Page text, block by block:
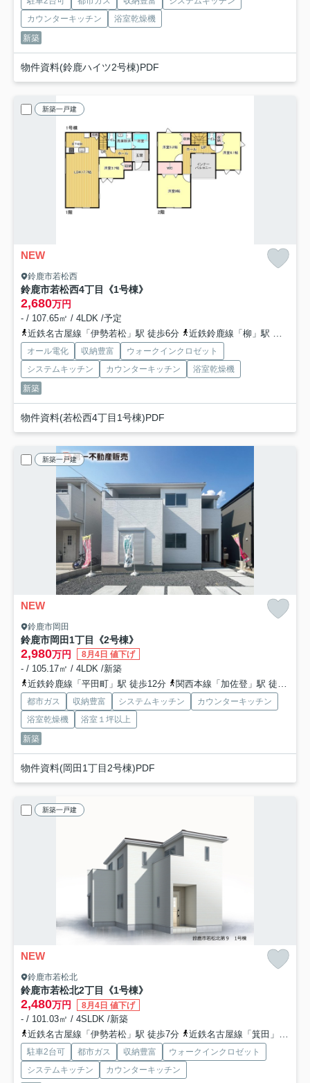
カウンターキッチン
浴室乾燥機
新築
物件資料(鈴鹿ハイツ2号棟)PDF
新築一戸建
NEW
鈴鹿市若松西
鈴鹿市若松西4丁目《1号棟》
2,680万円
- / 107.65㎡ / 4LDK /予定
近鉄名古屋線「伊勢若松」駅 徒歩6分
近鉄鈴鹿線「柳」駅 徒歩21分
オール電化 収納豊富
ウォークインクロゼット
システムキッチン
カウンターキッチン
浴室乾燥機
新築
物件資料(若松西4丁目1号棟)PDF
新築一戸建
NEW
鈴鹿市岡田
鈴鹿市岡田1丁目《2号棟》
2,980万円 8月4日 値下げ
- / 105.17㎡ / 4LDK /新築
近鉄鈴鹿線「平田町」駅 徒歩12分
関西本線「加佐登」駅 徒歩24分
都市ガス 収納豊富 システムキッチン
カウンターキッチン
浴室乾燥機
浴室１坪以上
新築
物件資料(岡田1丁目2号棟)PDF
新築一戸建
NEW
鈴鹿市若松北
鈴鹿市若松北2丁目《1号棟》
2,480万円 8月4日 値下げ
- / 101.03㎡ / 4SLDK /新築
近鉄名古屋線「伊勢若松」駅 徒歩7分
近鉄名古屋線「箕田」駅 徒歩26分
駐車2台可 都市ガス 収納豊富
ウォークインクロゼット
システムキッチン
カウンターキッチン